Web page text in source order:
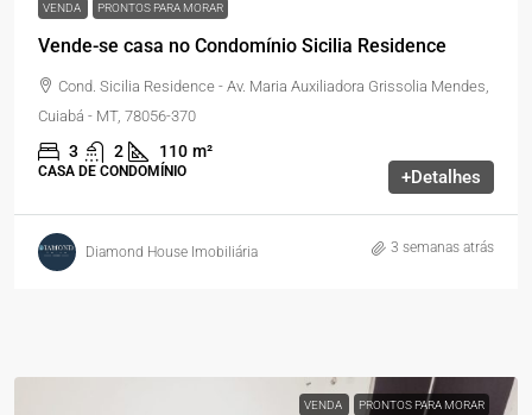
VENDA PRONTOS PARA MORAR
Vende-se casa no Condomínio Sicilia Residence
Cond. Sicilia Residence - Av. Maria Auxiliadora Grissolia Mendes,
Cuiabá - MT, 78056-370
3 2 110 m²
CASA DE CONDOMÍNIO +Detalhes
Diamond House Imobiliária 3 semanas atrás
VENDA PRONTOS PARA MORAR